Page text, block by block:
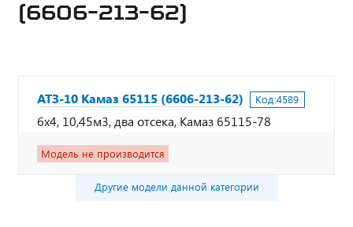
(6606-213-62)
АТЗ-10 Камаз 65115 (6606-213-62) Код:4589
6х4, 10,45м3, два отсека, Камаз 65115-78
Модель не производится
Другие модели данной категории